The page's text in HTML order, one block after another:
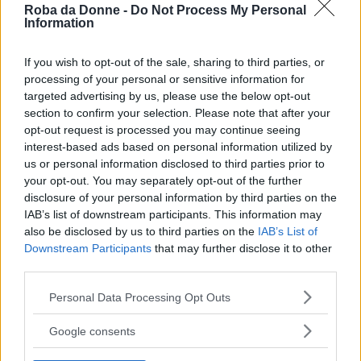
Roba da Donne - Do Not Process My Personal
Information
If you wish to opt-out of the sale, sharing to third parties, or
processing of your personal or sensitive information for
targeted advertising by us, please use the below opt-out
section to confirm your selection. Please note that after your
opt-out request is processed you may continue seeing
interest-based ads based on personal information utilized by
us or personal information disclosed to third parties prior to
your opt-out. You may separately opt-out of the further
disclosure of your personal information by third parties on the
IAB’s list of downstream participants. This information may
also be disclosed by us to third parties on the IAB’s List of
Downstream Participants that may further disclose it to other
Please note that this website/app uses one or more Google
not limited to your visit or usage behaviour. You may click to
Personal Data Processing Opt Outs
Google consents
di cui porta ancora le cicatrici sul corpo e
Continua a leggere dopo la pubblicità
Pensa di aver chiuso per sempre con certi
desideri, eppure dopo aver incontrato uno dei
proprietari del Den, Deklan Winters, scoprirà
che lui è una tentazione a cui non riesce a non
pensare.
Deklan è virile, affascinante e affidabile, in
grado di aiutare le protagonista a
comprendere che non serve a nulla reprimere